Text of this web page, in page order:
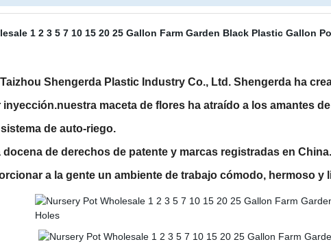
Shengerda Plastic Industry Co., Ltd. Shengerda ha
maceta de flores ha atraído a los amantes
de auto-riego.
docena de derechos de patente y marcas registradas en
a la gente un ambiente de trabajo cómodo, hermoso y